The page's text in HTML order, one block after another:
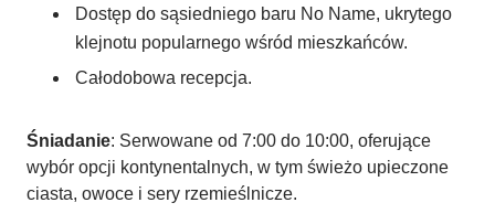
Dostęp do sąsiedniego baru No Name, ukrytego
klejnotu popularnego wśród mieszkańców.
Całodobowa recepcja.
Śniadanie: Serwowane od 7:00 do 10:00, oferujące
wybór opcji kontynentalnych, w tym świeżo upieczone
ciasta, owoce i sery rzemieślnicze.